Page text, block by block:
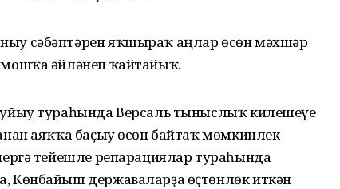
сәбәптәрен яҡшыраҡ аңлар өсөн мәхшәр
әйләнеп ҡайтайыҡ.
тураһында Версаль тыныслыҡ килешеүе
аяҡҡа баҫыу өсөн байтаҡ мөмкинлек
тейешле репарациялар тураһында
держа­валарҙа өҫтөнлөк иткән